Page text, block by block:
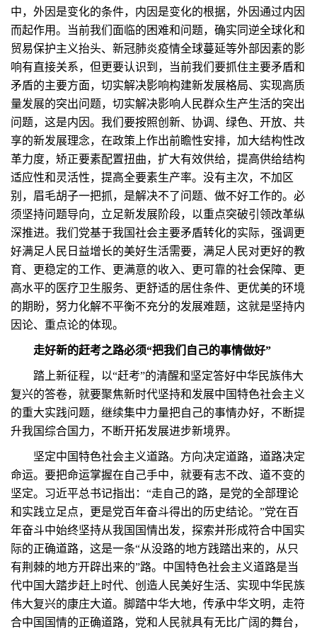
中，外因是变化的条件，内因是变化的根据，外因通过内因
而起作用。当前我们面临的困难和问题，确实同逆全球化和
贸易保护主义抬头、新冠肺炎疫情全球蔓延等外部因素的影
响有直接关系，但更要认识到，当前我们要抓住主要矛盾和
矛盾的主要方面，切实解决影响构建新发展格局、实现高质
量发展的突出问题，切实解决影响人民群众生产生活的突出
问题，这是内因。我们要按照创新、协调、绿色、开放、共
享的新发展理念，在政策上作出前瞻性安排，加大结构性改
革力度，矫正要素配置扭曲，扩大有效供给，提高供给结构
适应性和灵活性，提高全要素生产率。没有主次，不加区
别，眉毛胡子一把抓，是解决不了问题、做不好工作的。必
须坚持问题导向，立足新发展阶段，以重点突破引领改革纵
深推进。我们党基于我国社会主要矛盾转化的实际，强调更
好满足人民日益增长的美好生活需要，满足人民对更好的教
育、更稳定的工作、更满意的收入、更可靠的社会保障、更
高水平的医疗卫生服务、更舒适的居住条件、更优美的环境
的期盼，努力化解不平衡不充分的发展难题，这就是坚持内
因论、重点论的体现。
走好新的赶考之路必须“把我们自己的事情做好”
踏上新征程，以“赶考”的清醒和坚定答好中华民族伟大
复兴的答卷，就要聚焦新时代坚持和发展中国特色社会主义
的重大实践问题，继续集中力量把自己的事情办好，不断提
升我国综合国力，不断开拓发展进步新境界。
坚定中国特色社会主义道路。方向决定道路，道路决定
命运。要把命运掌握在自己手中，就要有志不改、道不变的
坚定。习近平总书记指出：“走自己的路，是党的全部理论
和实践立足点，更是党百年奋斗得出的历史结论。”党在百
年奋斗中始终坚持从我国国情出发，探索并形成符合中国实
际的正确道路，这是一条“从没路的地方践踏出来的，从只
有荆棘的地方开辟出来的”路。中国特色社会主义道路是当
代中国大踏步赶上时代、创造人民美好生活、实现中华民族
伟大复兴的康庄大道。脚踏中华大地，传承中华文明，走符
合中国国情的正确道路，党和人民就具有无比广阔的舞台，